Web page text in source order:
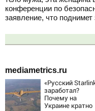
конференции по
заявление, что
mediametrics.ru
«Русский
заработал?
Почему на
Украине кратно